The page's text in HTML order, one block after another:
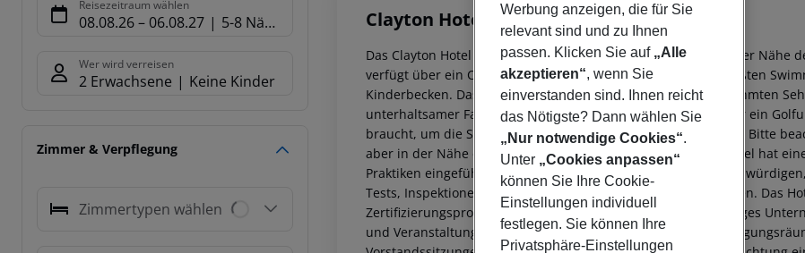
Reisezeitraum wählen
08.08.26– 06.08.27 5-8 Nächte
Wer wird verreisen
2 Erwachsene Keine Kinder
Zimmer & Verpflegung
Zimmertypen wählen
Clayton Hotel Cardiff Lane
4
Das Clayton Hotel Cardiff Lane liegt im Herzen von Dublin, in der Nähe
verfügt über ein Club Vitae Freizeitzentrum mit einem der größten
Kinderbecken. Das Hotel ist nur wenige Gehminuten von berühmten
unterhaltsamer Familienurlaub, eine romantische Auszeit oder ein
braucht, um die Stadt direkt vor unserer Haustür zu erkunden. Bitte
aber in der Nähe ermäßigte Tarife angeboten werden. Das Hotel hat
Praktiken eingeführt, die von Bureau Veritas, einem
Tests, Inspektionen und Zertifizierungen, streng geprüft wurden. Das
Zertifizierungsprogramm, das einen Rahmen für ein nachhaltiges
und Veranstaltungszentrum bietet 6 vielseitige und stilvolle
Werbung anzeigen, die für Sie
relevant sind und zu Ihnen
passen. Klicken Sie auf „Alle
akzeptieren“, wenn Sie
einverstanden sind. Ihnen reicht
das Nötigste? Dann wählen Sie
„Nur notwendige Cookies“.
Unter „Cookies anpassen“
können Sie Ihre Cookie-
Einstellungen individuell
festlegen. Sie können Ihre
Privatsphäre-Einstellungen